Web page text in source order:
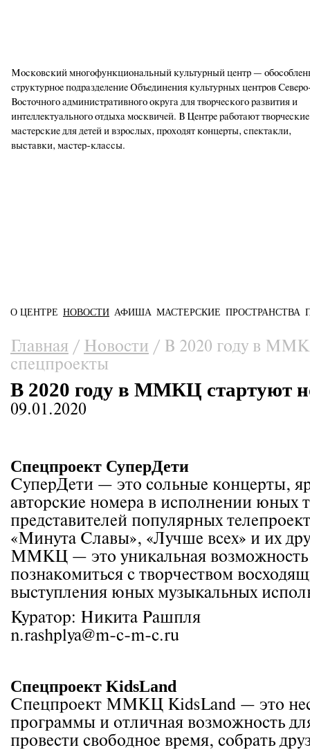
Московский многофункциональный культурный центр —
структурное подразделение Объединения культурных центров
Восточного административного округа для творческого развития и
интеллектуального отдыха москвичей. В Центре работают творческие
мастерские для детей и взрослых, проходят концерты, спектакли,
выставки, мастер-классы.
Главное меню
О ЦЕНТРЕ НОВОСТИ АФИША МАСТЕРСКИЕ ПРОСТРАНСТВА
Вы здесь
Главная / Новости /
В 2020 году в
спецпроекты
В 2020 году в ММКЦ стартуют
09.01.2020
Спецпроект СуперДети
СуперДети — это сольные концерты,
авторские номера в исполнении юных
представителей популярных
«Минута Славы», «Лучше всех» и их
ММКЦ — это уникальная возможность
познакомиться с творчеством
выступления юных музыкальных
Куратор: Никита Рашпля
n.rashplya@m-c-m-c.ru
Спецпроект KidsLand
Спецпроект ММКЦ KidsLand — это
программы и отличная возможность
провести свободное время, собрать